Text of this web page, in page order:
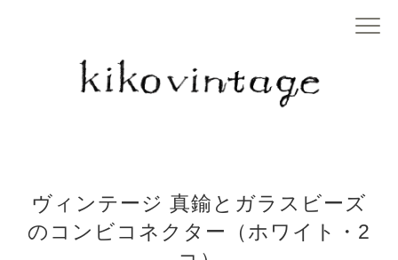
ヴィンテージ 真鍮とガラスビーズ
のコンビコネクター（ホワイト・2